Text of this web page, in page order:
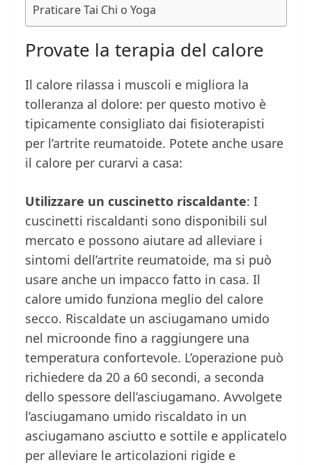
Praticare Tai Chi o Yoga
Provate la terapia del calore
Il calore rilassa i muscoli e migliora la
tolleranza al dolore: per questo motivo è
tipicamente consigliato dai fisioterapisti
per l’artrite reumatoide. Potete anche usare
il calore per curarvi a casa:
Utilizzare un cuscinetto riscaldante: I
cuscinetti riscaldanti sono disponibili sul
mercato e possono aiutare ad alleviare i
sintomi dell’artrite reumatoide, ma si può
usare anche un impacco fatto in casa. Il
calore umido funziona meglio del calore
secco. Riscaldate un asciugamano umido
nel microonde fino a raggiungere una
temperatura confortevole. L’operazione può
richiedere da 20 a 60 secondi, a seconda
dello spessore dell’asciugamano. Avvolgete
l’asciugamano umido riscaldato in un
asciugamano asciutto e sottile e applicatelo
per alleviare le articolazioni rigide e